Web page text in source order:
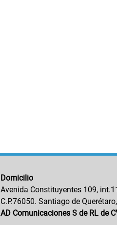
Domicilio
Avenida Constituyentes 109,
C.P.76050. Santiago de
AD Comunicaciones S de RL de